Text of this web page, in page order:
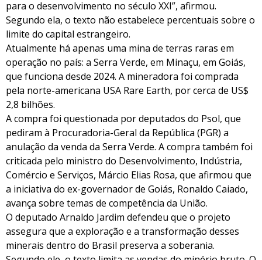
para o desenvolvimento no século XXI”, afirmou.
Segundo ela, o texto não estabelece percentuais sobre o
limite do capital estrangeiro.
Atualmente há apenas uma mina de terras raras em
operação no país: a Serra Verde, em Minaçu, em Goiás,
que funciona desde 2024. A mineradora foi comprada
pela norte-americana USA Rare Earth, por cerca de US$
2,8 bilhões.
A compra foi questionada por deputados do Psol, que
pediram à Procuradoria-Geral da República (PGR) a
anulação da venda da Serra Verde. A compra também foi
criticada pelo ministro do Desenvolvimento, Indústria,
Comércio e Serviços, Márcio Elias Rosa, que afirmou que
a iniciativa do ex-governador de Goiás, Ronaldo Caiado,
avança sobre temas de competência da União.
O deputado Arnaldo Jardim defendeu que o projeto
assegura que a exploração e a transformação desses
minerais dentro do Brasil preserva a soberania.